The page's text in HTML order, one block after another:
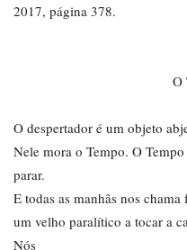
2017, página 378.
O
O despertador é um objeto
Nele mora o Tempo. O
parar.
E todas as manhãs nos
um velho paralítico a tocar a
Nós